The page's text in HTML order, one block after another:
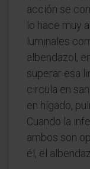
acción se
lo hace muy
luminales
albendazol,
superar esa
circula en
en hígado,
Cuando la
ambos son
él, el